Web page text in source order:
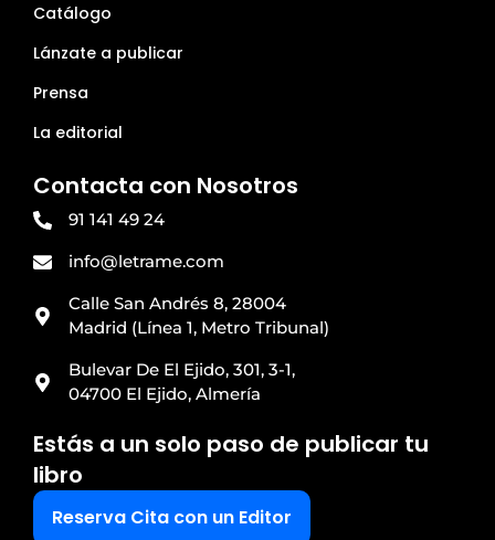
Catálogo
Lánzate a publicar
Prensa
La editorial
Contacta con Nosotros
91 141 49 24
info@letrame.com
Calle San Andrés 8, 28004
Madrid (Línea 1, Metro Tribunal)
Bulevar De El Ejido, 301, 3-1,
04700 El Ejido, Almería
Estás a un solo paso de publicar tu
libro
Reserva Cita con un Editor